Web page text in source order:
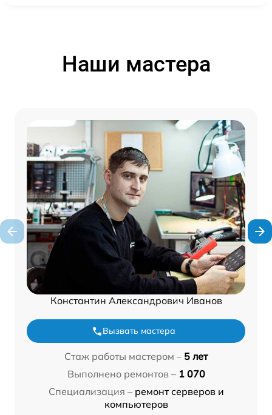
Наши мастера
Константин Александрович Иванов
Вызвать мастера
Стаж работы мастером – 5 лет
Выполнено ремонтов – 1 070
Специализация – ремонт серверов и
компьютеров